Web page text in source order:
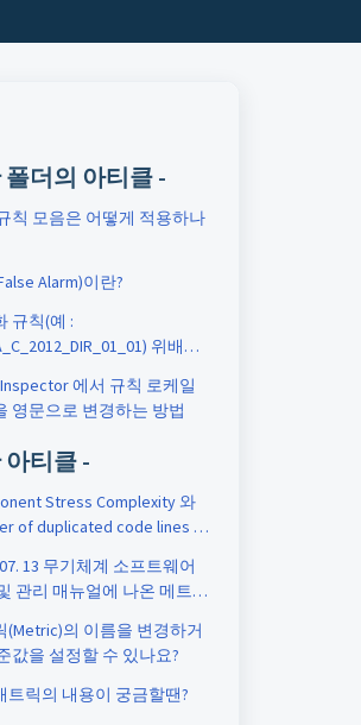
더의 아티클 -
칙 모음은 어떻게 적용하나
Alarm)이란?
규칙(예 :
위배는
에서 규칙 로케일
영문으로 변경하는 방법
티클 -
Stress Complexity 와
of duplicated code lines 을
13 무기체계 소프트웨어
관리 매뉴얼에 나온 메트릭
(Metric)의 이름을 변경하거
값을 설정할 수 있나요?
트릭의 내용이 궁금할땐?